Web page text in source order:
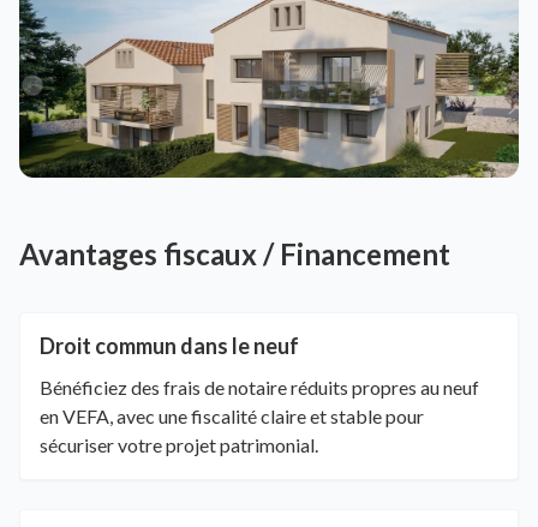
Avantages fiscaux / Financement
Droit commun dans le neuf
Bénéficiez des frais de notaire réduits propres au neuf
en VEFA, avec une fiscalité claire et stable pour
sécuriser votre projet patrimonial.